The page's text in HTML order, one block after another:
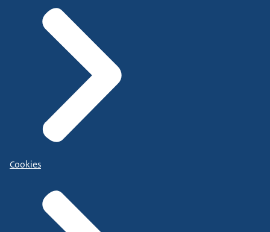
Cookies